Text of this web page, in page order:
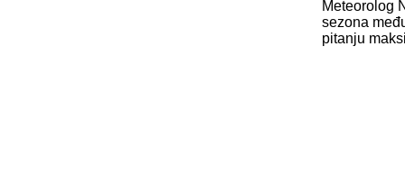
Meteorolog
sezona
pitanju